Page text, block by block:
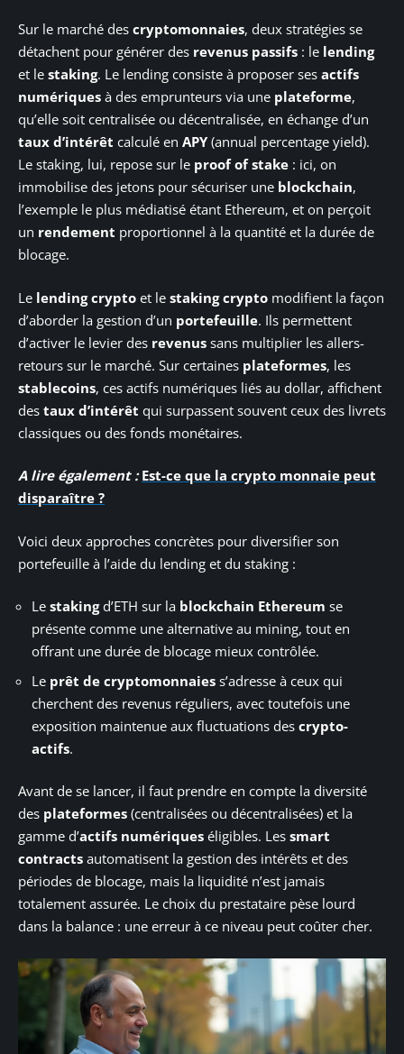
Sur le marché des cryptomonnaies, deux stratégies se
détachent pour générer des revenus passifs : le lending
et le staking. Le lending consiste à proposer ses actifs
numériques à des emprunteurs via une plateforme,
qu’elle soit centralisée ou décentralisée, en échange d’un
taux d’intérêt calculé en APY(annual percentage yield).
Le staking, lui, repose sur le proof of stake : ici, on
immobilise des jetons pour sécuriser une blockchain,
l’exemple le plus médiatisé étant Ethereum, et on perçoit
un rendement proportionnel à la quantité et la durée de
blocage.
Le lending crypto et le staking crypto modifient la façon
d’aborder la gestion d’un portefeuille. Ils permettent
d’activer le levier des revenus sans multiplier les allers-
retours sur le marché. Sur certaines plateformes, les
stablecoins, ces actifs numériques liés au dollar, affichent
des taux d’intérêt qui surpassent souvent ceux des livrets
classiques ou des fonds monétaires.
A lire également : Est-ce que la crypto monnaie peut
disparaître ?
Voici deux approches concrètes pour diversifier son
portefeuille à l’aide du lending et du staking :
Le stakingd’ETH sur la blockchain Ethereum se
présente comme une alternative au mining, tout en
offrant une durée de blocage mieux contrôlée.
Le prêt de cryptomonnaies s’adresse à ceux qui
cherchent des revenus réguliers, avec toutefois une
exposition maintenue aux fluctuations des crypto-
actifs.
Avant de se lancer, il faut prendre en compte la diversité
des plateformes (centralisées ou décentralisées) et la
gamme d’actifs numériques éligibles. Les smart
contracts automatisent la gestion des intérêts et des
périodes de blocage, mais la liquidité n’est jamais
totalement assurée. Le choix du prestataire pèse lourd
dans la balance : une erreur à ce niveau peut coûter cher.